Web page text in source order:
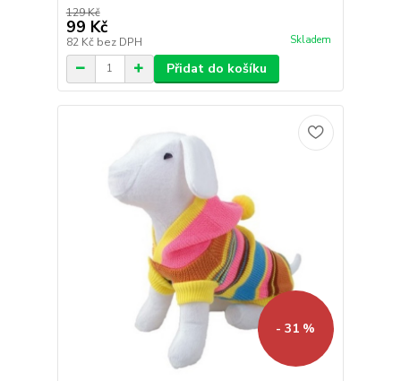
129 Kč
99 Kč
82 Kč bez DPH Skladem
Přidat do košíku
- 31 %